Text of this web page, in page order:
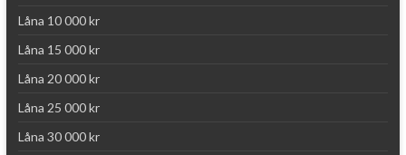
Låna 10 000 kr
Låna 15 000 kr
Låna 20 000 kr
Låna 25 000 kr
Låna 30 000 kr